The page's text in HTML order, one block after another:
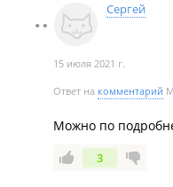
Сергей
15 июля 2021 г.
Ответ на комментарий
Можно по
3